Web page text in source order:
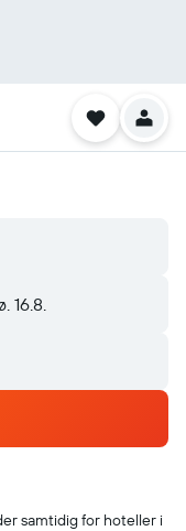
16.8.
samtidig for hoteller i